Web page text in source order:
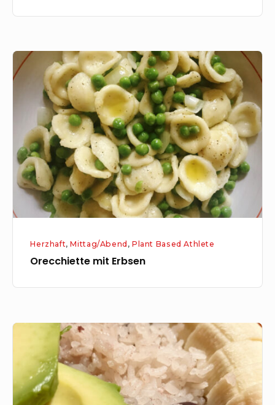
Orecchiette
mit
Erbsen
Herzhaft,Mittag/Abend ,Plant Based Athlete
Orecchiette mit Erbsen
Kokosmilchreis
Kidneybohnen